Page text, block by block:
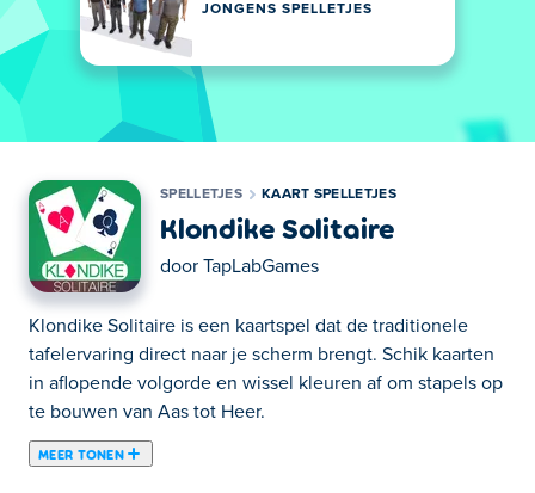
JONGENS SPELLETJES
SPELLETJES KAART SPELLETJES
Klondike Solitaire
door TapLabGames
Klondike Solitaire is een kaartspel dat de traditionele
tafelervaring direct naar je scherm brengt. Schik kaarten
in aflopende volgorde en wissel kleuren af om stapels op
te bouwen van Aas tot Heer.
MEER TONEN